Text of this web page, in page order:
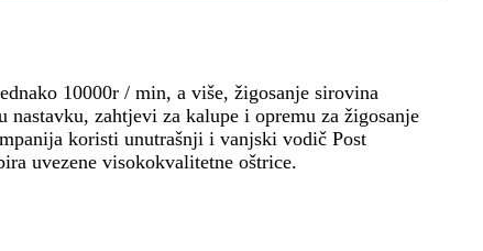
10000r / min, a više, žigosanje sirovina
zahtjevi za kalupe i opremu za žigosanje
koristi unutrašnji i vanjski vodič Post
uvezene visokokvalitetne oštrice.